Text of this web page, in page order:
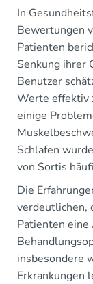
In
Bewertungen
Patienten
Senkung ihrer
Benutzer
Werte effektiv
einige
Schlafen
von Sortis
Die
verdeutlichen,
Patienten eine
insbesondere
Erkrankungen